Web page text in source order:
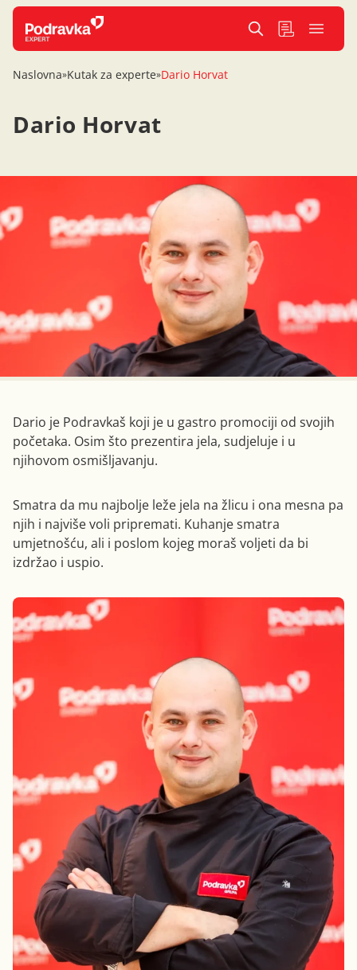
Naslovna»Kutak za experte»Dario Horvat
Dario Horvat
Dario je Podravkaš koji je u gastro promociji od svojih
početaka. Osim što prezentira jela, sudjeluje i u
njihovom osmišljavanju.
Smatra da mu najbolje leže jela na žlicu i ona mesna pa
njih i najviše voli pripremati. Kuhanje smatra
umjetnošću, ali i poslom kojeg moraš voljeti da bi
izdržao i uspio.